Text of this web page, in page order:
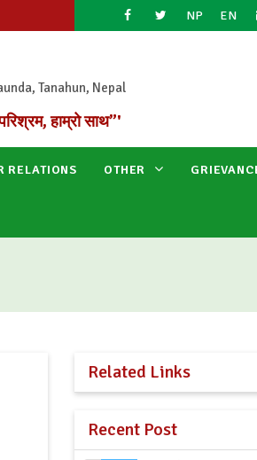
NP EN
Tanahun, Nepal
हाम्रो साथ”'
RELATIONS OTHER
Related Links
Recent Post